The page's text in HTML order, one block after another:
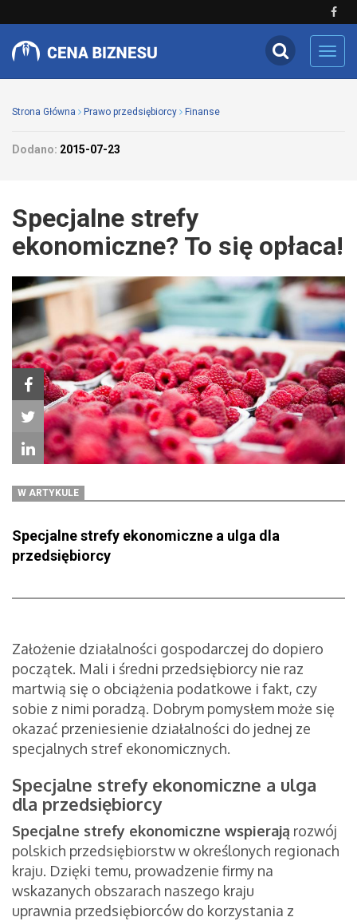
Strona Główna Prawo przedsiębiorcy Finanse
Dodano: 2015-07-23
Specjalne strefy
ekonomiczne? To się opłaca!
W ARTYKULE
Specjalne strefy ekonomiczne a ulga dla
przedsiębiorcy
Założenie działalności gospodarczej do dopiero
początek. Mali i średni przedsiębiorcy nie raz
martwią się o obciążenia podatkowe i fakt, czy
sobie z nimi poradzą. Dobrym pomysłem może się
okazać przeniesienie działalności do jednej ze
specjalnych stref ekonomicznych.
Specjalne strefy ekonomiczne a ulga
dla przedsiębiorcy
Specjalne strefy ekonomiczne wspierają rozwój
polskich przedsiębiorstw w określonych regionach
kraju. Dzięki temu, prowadzenie firmy na
wskazanych obszarach naszego kraju
uprawnia przedsiębiorców do korzystania z